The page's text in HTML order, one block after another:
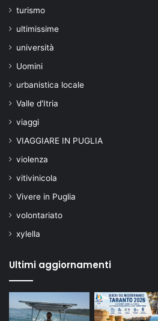
turismo
ultimissime
università
Uomini
urbanistica locale
Valle d'Itria
viaggi
VIAGGIARE IN PUGLIA
violenza
vitivinicola
Vivere in Puglia
volontariato
xylella
Ultimi aggiornamenti